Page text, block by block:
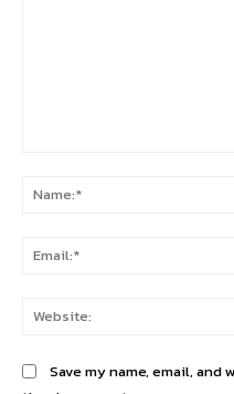
Save my name, email,